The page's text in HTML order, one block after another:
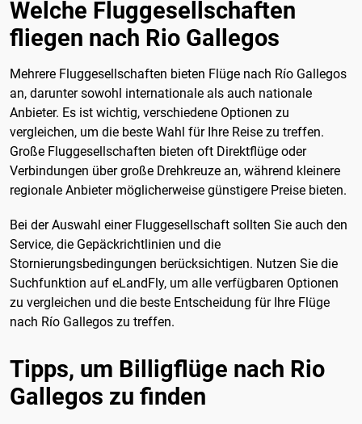
Welche Fluggesellschaften
fliegen nach Rio Gallegos
Mehrere Fluggesellschaften bieten Flüge nach Río Gallegos
an, darunter sowohl internationale als auch nationale
Anbieter. Es ist wichtig, verschiedene Optionen zu
vergleichen, um die beste Wahl für Ihre Reise zu treffen.
Große Fluggesellschaften bieten oft Direktflüge oder
Verbindungen über große Drehkreuze an, während kleinere
regionale Anbieter möglicherweise günstigere Preise bieten.
Bei der Auswahl einer Fluggesellschaft sollten Sie auch den
Service, die Gepäckrichtlinien und die
Stornierungsbedingungen berücksichtigen. Nutzen Sie die
Suchfunktion auf eLandFly, um alle verfügbaren Optionen
zu vergleichen und die beste Entscheidung für Ihre Flüge
nach Río Gallegos zu treffen.
Tipps, um Billigflüge nach Rio
Gallegos zu finden